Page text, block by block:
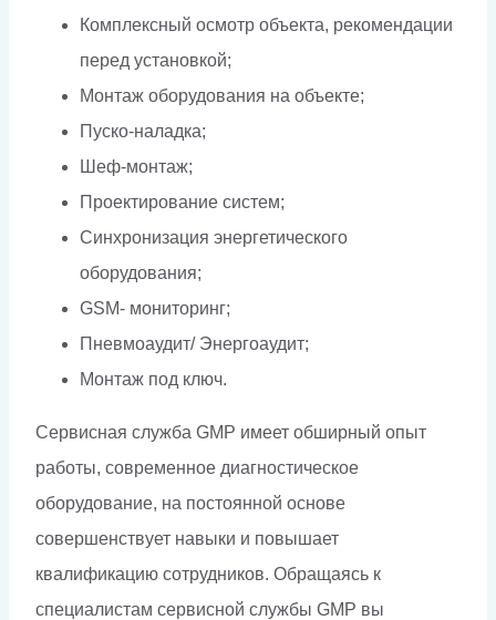
Комплексный осмотр объекта, рекомендации
перед установкой;
Монтаж оборудования на объекте;
Пуско-наладка;
Шеф-монтаж;
Проектирование систем;
Синхронизация энергетического
оборудования;
GSM- мониторинг;
Пневмоаудит/ Энергоаудит;
Монтаж под ключ.
Сервисная служба GMP имеет обширный опыт
работы, современное диагностическое
оборудование, на постоянной основе
совершенствует навыки и повышает
квалификацию сотрудников. Обращаясь к
специалистам сервисной службы GMP вы